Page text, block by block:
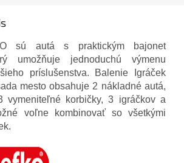
sú autá s praktickým bajonet
umožňuje jednoduchú výmenu
príslušenstva. Balenie Igráček
mesto obsahuje 2 nákladné autá,
vymeniteľné korbičky, 3 igráčkov a
voľne kombinovať so všetkými